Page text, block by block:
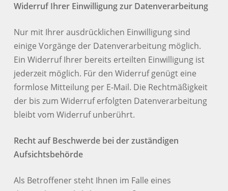
Widerruf Ihrer Einwilligung zur Datenverarbeitung
Nur mit Ihrer ausdrücklichen Einwilligung sind
einige Vorgänge der Datenverarbeitung möglich.
Ein Widerruf Ihrer bereits erteilten Einwilligung ist
jederzeit möglich. Für den Widerruf genügt eine
formlose Mitteilung per E-Mail. Die Rechtmäßigkeit
der bis zum Widerruf erfolgten Datenverarbeitung
bleibt vom Widerruf unberührt.
Recht auf Beschwerde bei der zuständigen
Aufsichtsbehörde
Als Betroffener steht Ihnen im Falle eines